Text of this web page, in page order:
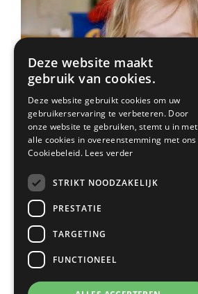
Deze website maakt
gebruik van cookies.
Deze website gebruikt cookies om uw
gebruikerservaring te verbeteren. Door
onze website te gebruiken, stemt u in met
alle cookies in overeenstemming met ons
Cookiebeleid. Lees verder
STRIKT NOODZAKELIJK
PRESTATIE
TARGETING
FUNCTIONEEL